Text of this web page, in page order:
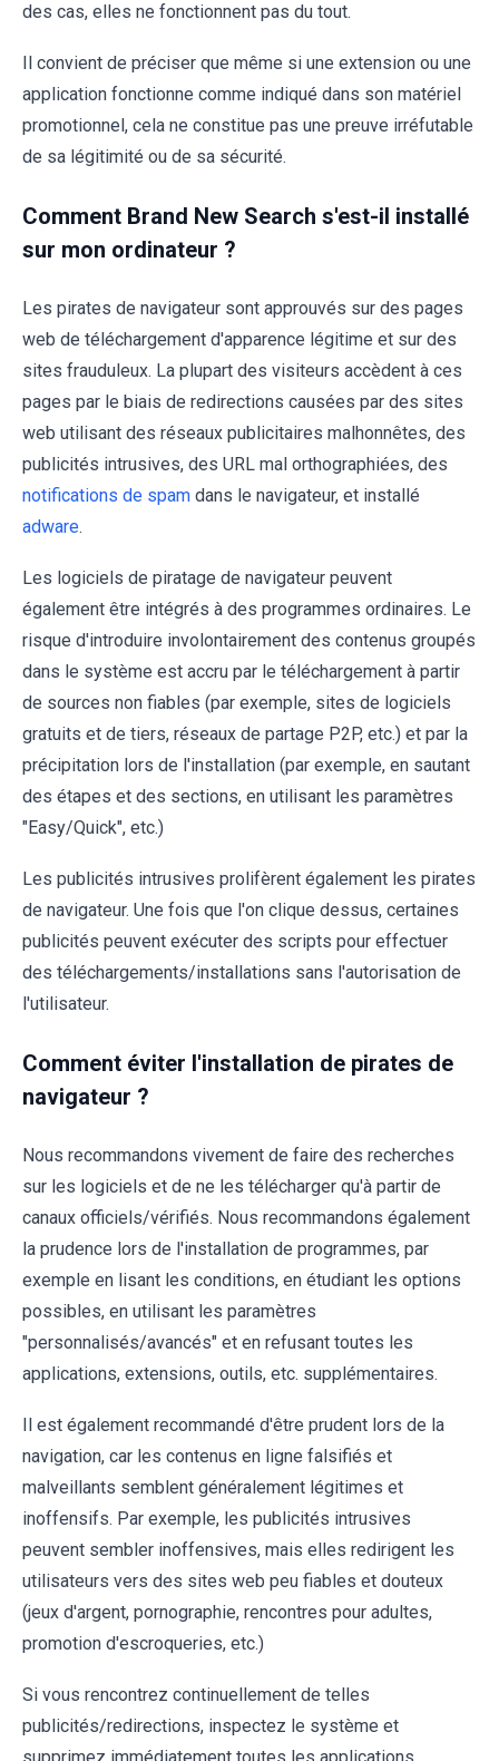
des cas, elles ne fonctionnent pas du tout.
Il convient de préciser que même si une extension ou une
application fonctionne comme indiqué dans son matériel
promotionnel, cela ne constitue pas une preuve irréfutable
de sa légitimité ou de sa sécurité.
Comment Brand New Search s'est-il installé
sur mon ordinateur ?
Les pirates de navigateur sont approuvés sur des pages
web de téléchargement d'apparence légitime et sur des
sites frauduleux. La plupart des visiteurs accèdent à ces
pages par le biais de redirections causées par des sites
web utilisant des réseaux publicitaires malhonnêtes, des
publicités intrusives, des URL mal orthographiées, des
notifications de spam dans le navigateur, et installé
adware.
Les logiciels de piratage de navigateur peuvent
également être intégrés à des programmes ordinaires. Le
risque d'introduire involontairement des contenus groupés
dans le système est accru par le téléchargement à partir
de sources non fiables (par exemple, sites de logiciels
gratuits et de tiers, réseaux de partage P2P, etc.) et par la
précipitation lors de l'installation (par exemple, en sautant
des étapes et des sections, en utilisant les paramètres
"Easy/Quick", etc.)
Les publicités intrusives prolifèrent également les pirates
de navigateur. Une fois que l'on clique dessus, certaines
publicités peuvent exécuter des scripts pour effectuer
des téléchargements/installations sans l'autorisation de
l'utilisateur.
Comment éviter l'installation de pirates de
navigateur ?
Nous recommandons vivement de faire des recherches
sur les logiciels et de ne les télécharger qu'à partir de
canaux officiels/vérifiés. Nous recommandons également
la prudence lors de l'installation de programmes, par
exemple en lisant les conditions, en étudiant les options
possibles, en utilisant les paramètres
"personnalisés/avancés" et en refusant toutes les
applications, extensions, outils, etc. supplémentaires.
Il est également recommandé d'être prudent lors de la
navigation, car les contenus en ligne falsifiés et
malveillants semblent généralement légitimes et
inoffensifs. Par exemple, les publicités intrusives
peuvent sembler inoffensives, mais elles redirigent les
utilisateurs vers des sites web peu fiables et douteux
(jeux d'argent, pornographie, rencontres pour adultes,
promotion d'escroqueries, etc.)
Si vous rencontrez continuellement de telles
publicités/redirections, inspectez le système et